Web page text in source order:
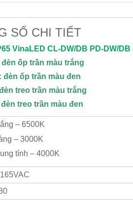
SỐ CHI TIẾT
VinaLED CL-DW/DB PD-DW/DB
đèn ốp trần màu trắng
đèn ốp trần màu đen
treo trần màu trắng
đèn treo trần màu đen
– 6500K
– 3000K
tính – 4000K